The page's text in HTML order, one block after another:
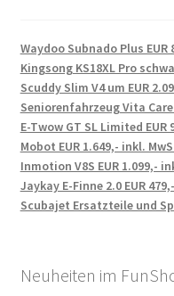
Waydoo Subnado Plus EUR
Kingsong KS18XL Pro
Scuddy Slim V4 um EUR
Seniorenfahrzeug Vita
E-Twow GT SL Limited EUR
Mobot EUR 1.649,- inkl.
Inmotion V8S EUR 1.099,-
Jaykay E-Finne 2.0 EUR
Scubajet Ersatzteile und
Neuheiten im